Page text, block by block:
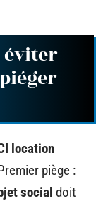
éviter
location
piège :
social doit